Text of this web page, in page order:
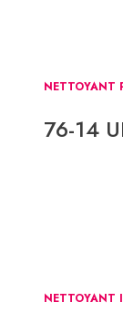
NETTOYANT
76-14
NETTOYANT